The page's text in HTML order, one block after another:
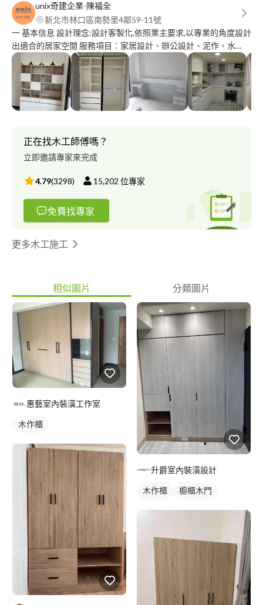
unix奇建企業-陳福全
新北市林口區南勢里4鄰59-11號
一 基本信息 設計理念:設計客製化,依照業主要求,以專業的角度設計
出適合的居家空間 服務項目：家居設計、辦公設計、泥作、水
電、木作、油漆、系統家具廚具訂製、工程統包 服務區域：台北
市、新北市、桃園市、基隆市 全區皆可 承接預算：5萬~300萬 服
務費用 考量各案狀況不同 歡迎直接來電諮詢~ 官方網站:
https://www.unixs.com.tw/ 二 服務流程 1.免費專業諮詢 可先來
電向設計師諮詢相關裝潢事宜 2.免費現場丈量 服務範圍:台北市 新
專業的角度量身規劃兼具實用和美觀性的設計 4.免費報價 在與業
主溝通之後提供初步的報價服務 5.報價後雙方確定無誤簽訂合約
簽訂合約 6.開始施工 進入施工階段 7.施工完成 業主驗收 業主驗
收無誤後 完工交屋
正在找木工師傅嗎？
立即邀請專家來完成
4.79(3298) 15,202 位專家
免費找專家
更多木工施工
相似圖片 分類圖片
惠藝室內裝潢工作室
木作櫃
升爵室內裝潢設計
木作櫃 櫥櫃木門